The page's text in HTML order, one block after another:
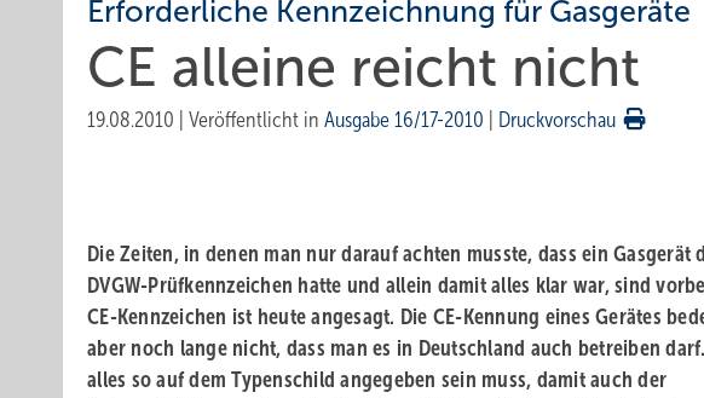
Erforderliche Kennzeichnung für Gasgeräte
CE alleine reicht nicht
19.08.2010 Veröffentlicht in Ausgabe 16/17-2010 Druckvorschau
Die Zeiten, in denen man nur darauf achten musste, dass ein Gasgerät
DVGW-Prüfkennzeichen hatte und allein damit alles klar war, sind
CE-Kennzeichen ist heute angesagt. Die CE-Kennung eines Gerätes
aber noch lange nicht, dass man es in Deutschland auch betreiben
alles so auf dem Typenschild angegeben sein muss, damit auch der